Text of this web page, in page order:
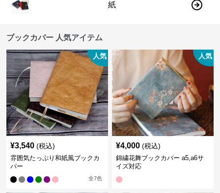
紙
ブックカバー 人気アイテム
人気
¥3,540 (税込)
雰囲気たっぷり和紙風ブックカ
バー
全7色
人気
¥4,000 (税込)
錦繍花舞ブックカバー a5,a6サ
イズ対応